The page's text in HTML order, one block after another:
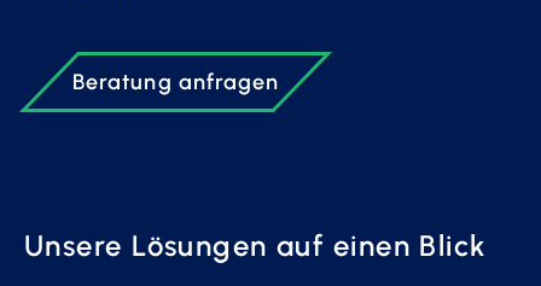
Beratung anfragen
Unsere Lösungen auf einen Blick